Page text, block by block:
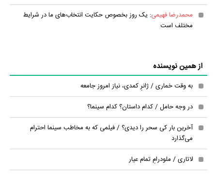
محمدرضا فهیمی: یک روز بخصوص حکایت انتخاب‌های ما در شرایط
مختلف است
از همین نویسنده
به وقت خماری / ژانرِ کمدی، نیاز امروز جامعه
در وجه حامل / کدام داستان؟ کدام سینما؟
آخرین بار کی سحر را دیدی؟ / فیلمی که به مخاطب سینما احترام
می‌گذارد
لاتاری / ملودرامِ تمام عیار